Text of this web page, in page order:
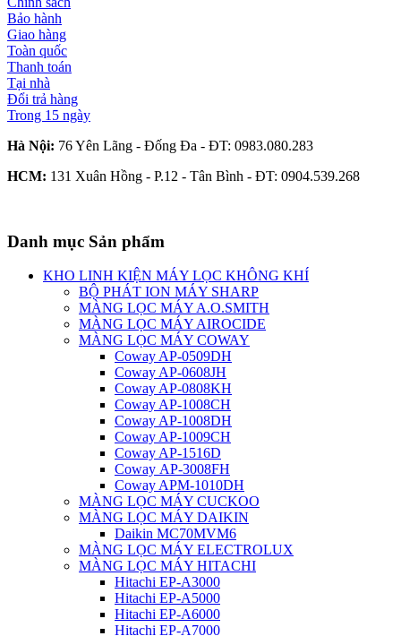
Bảo hành
Giao hàng
Toàn quốc
Thanh toán
Tại nhà
Đổi trả hàng
Trong 15 ngày
Hà Nội: 76 Yên Lãng - Đống Đa - ĐT: 0983.080.283
HCM: 131 Xuân Hồng - P.12 - Tân Bình - ĐT: 0904.539.268
Danh mục Sản phẩm
KHO LINH KIỆN MÁY LỌC KHÔNG KHÍ
BỘ PHÁT ION MÁY SHARP
MÀNG LỌC MÁY A.O.SMITH
MÀNG LỌC MÁY AIROCIDE
MÀNG LỌC MÁY COWAY
Coway AP-0509DH
Coway AP-0608JH
Coway AP-0808KH
Coway AP-1008CH
Coway AP-1008DH
Coway AP-1009CH
Coway AP-1516D
Coway AP-3008FH
Coway APM-1010DH
MÀNG LỌC MÁY CUCKOO
MÀNG LỌC MÁY DAIKIN
Daikin MC70MVM6
MÀNG LỌC MÁY ELECTROLUX
MÀNG LỌC MÁY HITACHI
Hitachi EP-A3000
Hitachi EP-A5000
Hitachi EP-A6000
Hitachi EP-A7000